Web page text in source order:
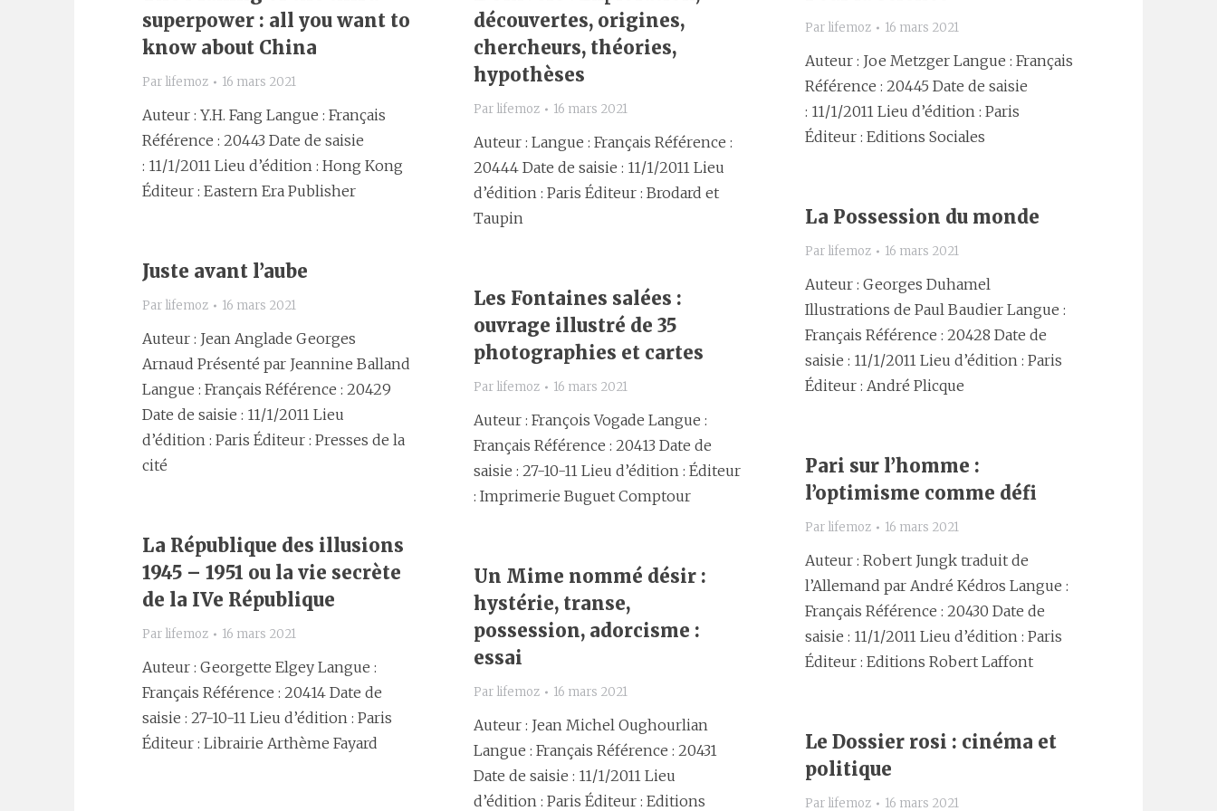
superpower : all you want to
know about China
Par lifemoz 16 mars 2021
Auteur : Y.H. Fang Langue : Français
Référence : 20443 Date de saisie
: 11/1/2011 Lieu d’édition : Hong Kong
Éditeur : Eastern Era Publisher
découvertes, origines,
chercheurs, théories,
hypothèses
Par lifemoz 16 mars 2021
Auteur : Langue : Français Référence :
20444 Date de saisie : 11/1/2011 Lieu
d’édition : Paris Éditeur : Brodard et
Taupin
Par lifemoz 16 mars 2021
Auteur : Joe Metzger Langue : Français
Référence : 20445 Date de saisie
: 11/1/2011 Lieu d’édition : Paris
Éditeur : Editions Sociales
La Possession du monde
Par lifemoz 16 mars 2021
Auteur : Georges Duhamel
Illustrations de Paul Baudier Langue :
Français Référence : 20428 Date de
saisie : 11/1/2011 Lieu d’édition : Paris
Éditeur : André Plicque
Juste avant l’aube
Par lifemoz 16 mars 2021
Auteur : Jean Anglade Georges
Arnaud Présenté par Jeannine Balland
Langue : Français Référence : 20429
Date de saisie : 11/1/2011 Lieu
d’édition : Paris Éditeur : Presses de la
cité
Les Fontaines salées :
ouvrage illustré de 35
photographies et cartes
Par lifemoz 16 mars 2021
Auteur : François Vogade Langue :
Français Référence : 20413 Date de
saisie : 27-10-11 Lieu d’édition : Éditeur
: Imprimerie Buguet Comptour
Pari sur l’homme :
l’optimisme comme défi
Par lifemoz 16 mars 2021
Auteur : Robert Jungk traduit de
l’Allemand par André Kédros Langue :
Français Référence : 20430 Date de
saisie : 11/1/2011 Lieu d’édition : Paris
Éditeur : Editions Robert Laffont
La République des illusions
1945 – 1951 ou la vie secrète
de la IVe République
Par lifemoz 16 mars 2021
Auteur : Georgette Elgey Langue :
Français Référence : 20414 Date de
saisie : 27-10-11 Lieu d’édition : Paris
Éditeur : Librairie Arthème Fayard
Un Mime nommé désir :
hystérie, transe,
possession, adorcisme :
essai
Par lifemoz 16 mars 2021
Auteur : Jean Michel Oughourlian
Langue : Français Référence : 20431
Date de saisie : 11/1/2011 Lieu
d’édition : Paris Éditeur : Editions
Le Dossier rosi : cinéma et
politique
Par lifemoz 16 mars 2021